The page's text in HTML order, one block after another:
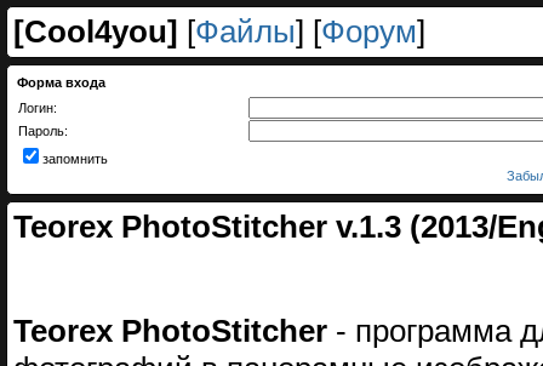
[Cool4you] [Файлы] [Форум]
Форма входа
Логин:
Пароль:
запомнить
Teorex PhotoStitcher v.1.3 (2013/
Teorex PhotoStitcher - программа